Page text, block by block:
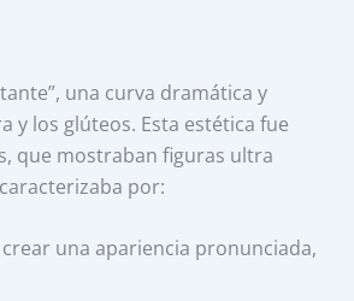
una curva dramática y
y los glúteos. Esta estética fue
que mostraban figuras ultra
por:
una apariencia pronunciada,